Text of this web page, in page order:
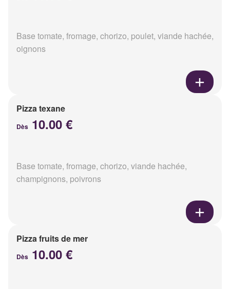
Base tomate, fromage, chorizo, poulet, viande hachée,
oignons
Pizza texane
Dès 10.00 €
Base tomate, fromage, chorizo, viande hachée,
champignons, poivrons
Pizza fruits de mer
Dès 10.00 €